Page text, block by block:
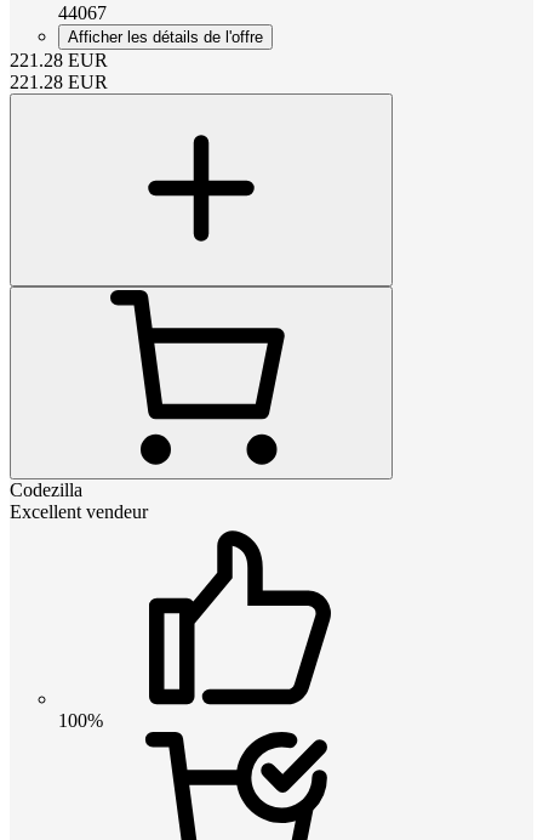
44067
Afficher les détails de l'offre
221.28 EUR
221.28 EUR
Codezilla
Excellent vendeur
100%